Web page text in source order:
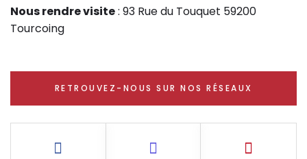
Nous rendre visite: 93 Rue du Touquet 59200
Tourcoing
RETROUVEZ-NOUS SUR NOS RÉSEAUX